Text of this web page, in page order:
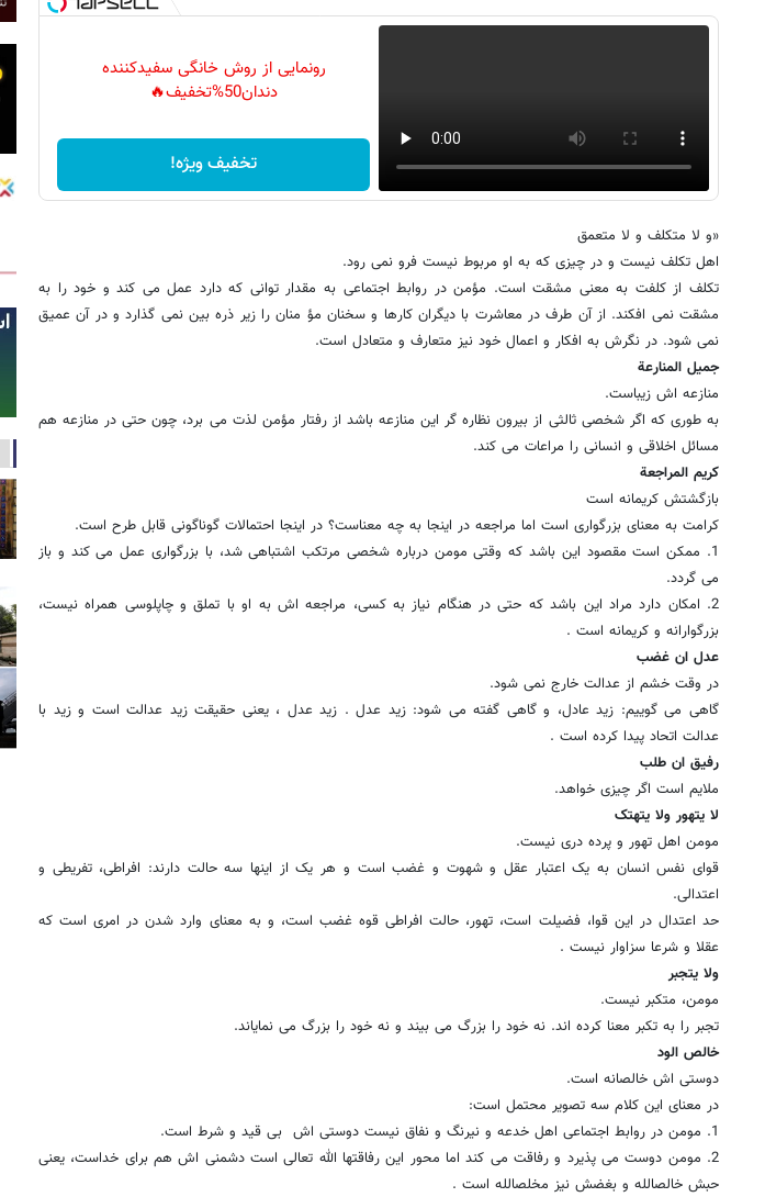
رونمایی از روش خانگی سفیدکننده
دندان50%تخفیف🔥
تخفیف ویژه!
«و لا متکلف و لا متعمق
اهل تکلف نیست و در چیزى که به او مربوط نیست فرو نمى رود.
تکلف از کلفت به معنى مشقت است. مؤمن در روابط اجتماعى به مقدار توانى که دارد عمل مى کند و خود را به
مشقت نمى افکند. از آن طرف در معاشرت با دیگران کارها و سخنان مؤ منان را زیر ذره بین نمى گذارد و در آن عمیق
نمى شود. در نگرش به افکار و اعمال خود نیز متعارف و متعادل است.
جمیل المنارعة
منازعه اش زیباست.
به طورى که اگر شخصى ثالثى از بیرون نظاره گر این منازعه باشد از رفتار مؤمن لذت مى برد، چون حتى در منازعه هم
مسائل اخلاقى و انسانى را مراعات مى کند.
کریم المراجعة
بازگشتش کریمانه است
کرامت به معناى بزرگوارى است اما مراجعه در اینجا به چه معناست؟ در اینجا احتمالات گوناگونى قابل طرح است.
1. ممکن است مقصود این باشد که وقتى مومن درباره شخصى مرتکب اشتباهى شد، با بزرگوارى عمل مى کند و باز
مى گردد.
2. امکان دارد مراد این باشد که حتى در هنگام نیاز به کسى، مراجعه اش به او با تملق و چاپلوسى همراه نیست،
بزرگوارانه و کریمانه است .
عدل ان غضب
در وقت خشم از عدالت خارج نمى شود.
گاهى مى گوییم: زید عادل، و گاهى گفته مى شود: زید عدل . زید عدل ، یعنى حقیقت زید عدالت است و زید با
عدالت اتحاد پیدا کرده است .
رفیق ان طلب
ملایم است اگر چیزى خواهد.
لا یتهور ولا یتهتک
مومن اهل تهور و پرده درى نیست.
قواى نفس انسان به یک اعتبار عقل و شهوت و غضب است و هر یک از اینها سه حالت دارند: افراطى، تفریطى و
اعتدالى.
حد اعتدال در این قوا، فضیلت است، تهور، حالت افراطى قوه غضب است، و به معناى وارد شدن در امرى است که
عقلا و شرعا سزاوار نیست .
ولا یتجبر
مومن، متکبر نیست.
تجبر را به تکبر معنا کرده اند. نه خود را بزرگ مى بیند و نه خود را بزرگ مى نمایاند.
خالص الود
دوستى اش خالصانه است.
در معناى این کلام سه تصویر محتمل است:
1. مومن در روابط اجتماعى اهل خدعه و نیرنگ و نفاق نیست دوستى اش ‍ بى قید و شرط است.
2. مومن دوست مى پذیرد و رفاقت مى کند اما محور این رفاقتها الله تعالى است دشمنى اش هم براى خداست، یعنى
حبش خالصالله و بغضش نیز مخلصالله است .